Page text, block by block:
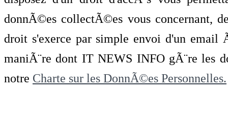
donnÃ©es collectÃ©es vous concernant,
droit s'exerce par simple envoi d'un
maniÃ¨re dont IT NEWS INFO gÃ¨re les
notre Charte sur les DonnÃ©es Personnelles.